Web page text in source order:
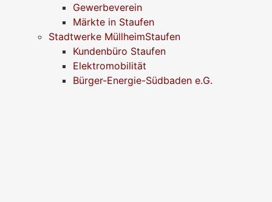
Gewerbeverein
Märkte in Staufen
Stadtwerke MüllheimStaufen
Kundenbüro Staufen
Elektromobilität
Bürger-Energie-Südbaden e.G.